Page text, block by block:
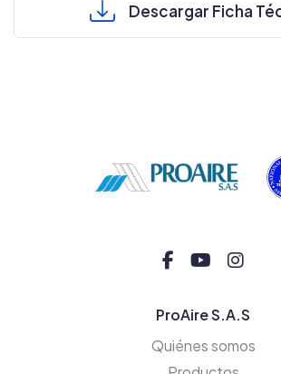
Descargar Ficha
ProAire S.A.S
Quiénes somos